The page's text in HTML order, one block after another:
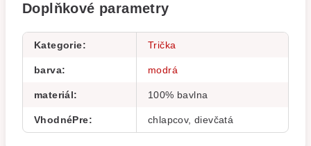
Doplňkové parametry
Kategorie: Trička
barva: modrá
materiál: 100% bavlna
VhodnéPre: chlapcov, dievčatá